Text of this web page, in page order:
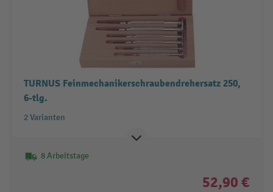
TURNUS Feinmechanikerschraubendrehersatz 250,
6-tlg.
2 Varianten
8 Arbeitstage
52,90 €